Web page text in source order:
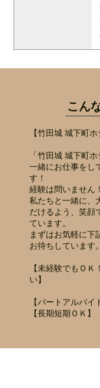
こん
【⽵⽥城 城下町ホ
「⽵⽥城 城下町
一緒にお仕事をし
す！
経験は問いません！
私たちと一緒に、
だけるよう、笑顔
ています。
まずはお気軽に下
お待ちしています。
【未経験でもＯ
い】
【パートアルバイ
【長期短期ＯＫ】